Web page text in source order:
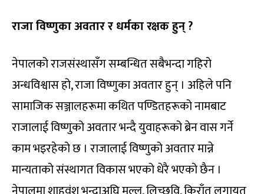
राजा विष्णुका अवतार र धर्मका रक्षक हुन् ?
नेपालको राजसंस्थासँग सम्बन्धित सबैभन्दा गहिरो
अन्धविश्वास हो, राजा विष्णुका अवतार हुन् । अहिले पनि
सामाजिक सञ्जालहरूमा कथित पण्डितहरूको नामबाट
राजालाई विष्णुको अवतार भन्दै युवाहरूको ब्रेन वास गर्ने
काम भइरहेको छ । राजालाई विष्णुको अवतार मान्ने
मान्यताको संस्थागत विकास भएको धेरै भएको छैन ।